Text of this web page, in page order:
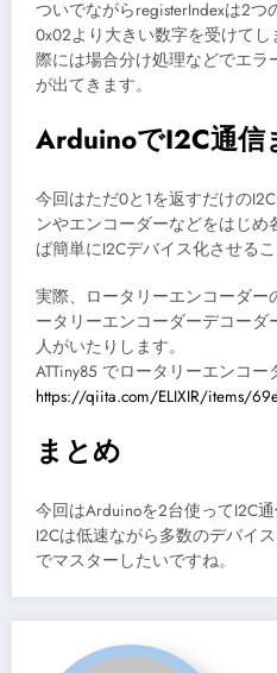
ついでながらregisterIndexは2つ
0x02より大きい数字を受けて
際には場合分け処理などでエ
が出てきます。
ArduinoでI2C通信
今回はただ0と1を返すだけの
ンやエンコーダーなどをはじ
ば簡単にI2Cデバイス化させるこ
実際、ロータリーエンコーダー
ータリーエンコーダーデコーダ
人がいたりします。
ATTiny85 でロータリーエンコ
https://qiita.com/ELIXIR/items/
まとめ
今回はArduinoを2台使ってI2C通
I2Cは低速ながら多数のデバイ
でマスターしたいですね。